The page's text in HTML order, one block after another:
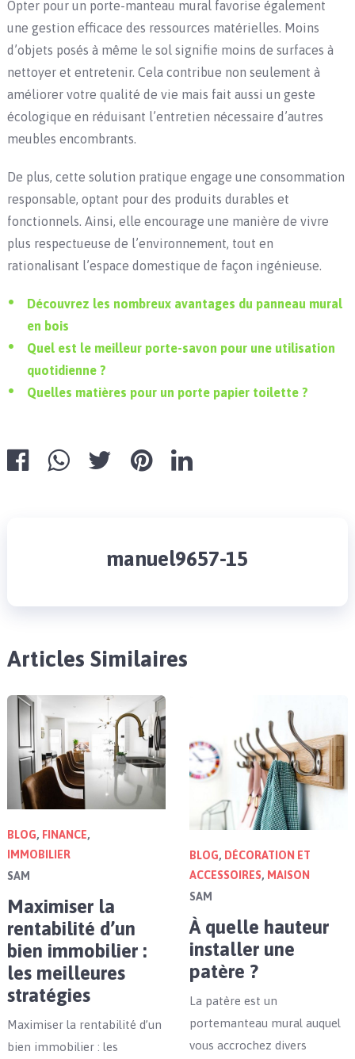
Opter pour un porte-manteau mural favorise également
une gestion efficace des ressources matérielles. Moins
d’objets posés à même le sol signifie moins de surfaces à
nettoyer et entretenir. Cela contribue non seulement à
améliorer votre qualité de vie mais fait aussi un geste
écologique en réduisant l’entretien nécessaire d’autres
meubles encombrants.
De plus, cette solution pratique engage une consommation
responsable, optant pour des produits durables et
fonctionnels. Ainsi, elle encourage une manière de vivre
plus respectueuse de l’environnement, tout en
rationalisant l’espace domestique de façon ingénieuse.
Découvrez les nombreux avantages du panneau mural
en bois
Quel est le meilleur porte-savon pour une utilisation
quotidienne ?
Quelles matières pour un porte papier toilette ?
manuel9657-15
Articles Similaires
BLOG, FINANCE,
IMMOBILIER
SAM
Maximiser la
rentabilité d’un
bien immobilier :
les meilleures
stratégies
Maximiser la rentabilité d’un
bien immobilier : les
BLOG, DÉCORATION ET
ACCESSOIRES, MAISON
SAM
À quelle hauteur
installer une
patère ?
La patère est un
portemanteau mural auquel
vous accrochez divers